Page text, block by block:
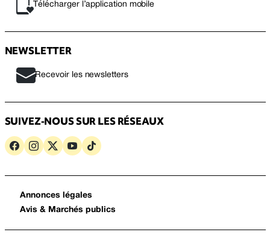
Télécharger l’application mobile
NEWSLETTER
Recevoir les newsletters
SUIVEZ-NOUS SUR LES RÉSEAUX
Annonces légales
Avis & Marchés publics